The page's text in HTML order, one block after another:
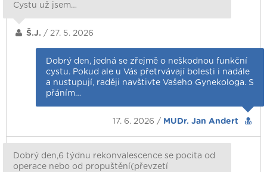
Cystu už jsem…
Š.J. / 27. 5. 2026
Dobrý den, jedná se zřejmě o neškodnou funkční
cystu. Pokud ale u Vás přetrvávají bolesti i nadále
a nustupují, raději navštivte Vašeho Gynekologa. S
přáním…
17. 6. 2026 / MUDr. Jan Andert
Dobrý den,6 týdnu rekonvalescence se pocita od
operace nebo od propuštění(převzetí